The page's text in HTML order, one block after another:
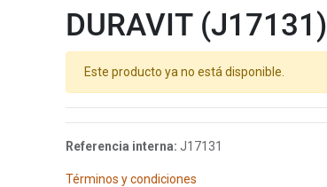
DURAVIT (J17131)
Este producto ya no está disponible.
Referencia interna: J17131
Términos y condiciones